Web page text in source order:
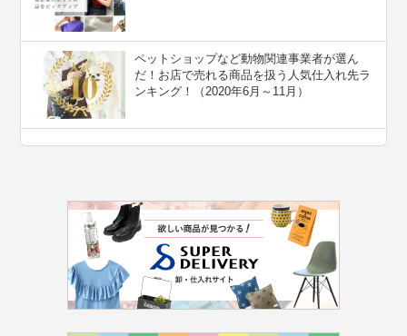
ペットショップなど動物関連事業者が選ん
だ！お店で売れる商品を扱う人気仕入れ先ラ
ンキング！（2020年6月～11月）